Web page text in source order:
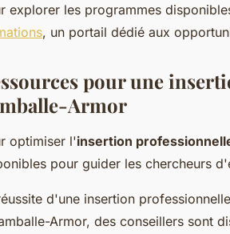
explorer les programmes
, un portail dédié aux
pour une
Armor
optimiser l'insertion
pour guider les chercheurs
d'une insertion
Armor, des conseillers sont